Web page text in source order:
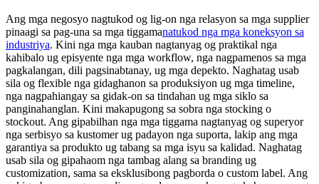
Ang mga negosyo nagtukod og lig-on nga relasyon sa mga supplier
pinaagi sa pag-una sa mga tiggamanatukod nga mga koneksyon sa
industriya. Kini nga mga kauban nagtanyag og praktikal nga
kahibalo ug episyente nga mga workflow, nga nagpamenos sa mga
pagkalangan, dili pagsinabtanay, ug mga depekto. Naghatag usab
sila og flexible nga gidaghanon sa produksiyon ug mga timeline,
nga nagpahiangay sa gidak-on sa tindahan ug mga siklo sa
panginahanglan. Kini makapugong sa sobra nga stocking o
stockout. Ang gipabilhan nga mga tiggama nagtanyag og superyor
nga serbisyo sa kustomer ug padayon nga suporta, lakip ang mga
garantiya sa produkto ug tabang sa mga isyu sa kalidad. Naghatag
usab sila og gipahaom nga tambag alang sa branding ug
customization, sama sa eksklusibong pagborda o custom label. Ang